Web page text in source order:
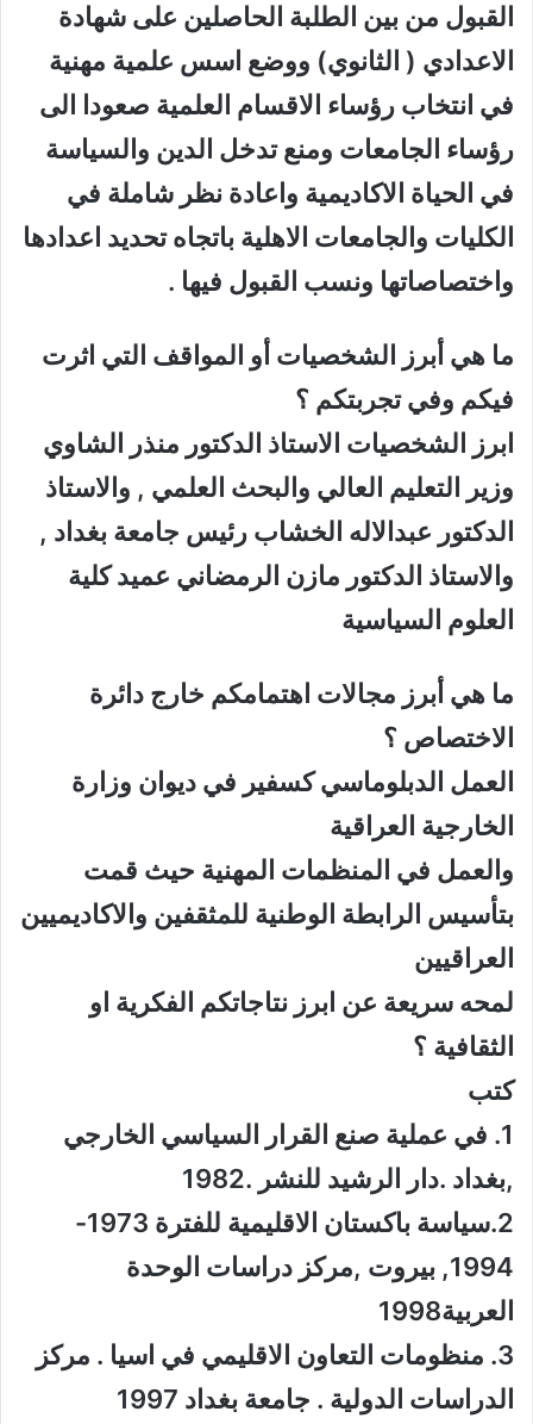
القبول من بين الطلبة الحاصلين على شهادة
الاعدادي ( الثانوي) ووضع اسس علمية مهنية
في انتخاب رؤساء الاقسام العلمية صعودا الى
رؤساء الجامعات ومنع تدخل الدين والسياسة
في الحياة الاكاديمية واعادة نظر شاملة في
الكليات والجامعات الاهلية باتجاه تحديد اعدادها
واختصاصاتها ونسب القبول فيها .
ما هي أبرز الشخصيات أو المواقف التي اثرت
فيكم وفي تجربتكم ؟
ابرز الشخصيات الاستاذ الدكتور منذر الشاوي
وزير التعليم العالي والبحث العلمي , والاستاذ
الدكتور عبدالاله الخشاب رئيس جامعة بغداد ,
والاستاذ الدكتور مازن الرمضاني عميد كلية
العلوم السياسية
ما هي أبرز مجالات اهتمامكم خارج دائرة
الاختصاص ؟
العمل الدبلوماسي كسفير في ديوان وزارة
الخارجية العراقية
والعمل في المنظمات المهنية حيث قمت
بتأسيس الرابطة الوطنية للمثقفين والاكاديميين
العراقيين
لمحه سريعة عن ابرز نتاجاتكم الفكرية او
الثقافية ؟
كتب
1. في عملية صنع القرار السياسي الخارجي
,بغداد .دار الرشيد للنشر .1982
2.سياسة باكستان الاقليمية للفترة 1973-
1994, بيروت ,مركز دراسات الوحدة
العربية1998
3. منظومات التعاون الاقليمي في اسيا . مركز
الدراسات الدولية . جامعة بغداد 1997